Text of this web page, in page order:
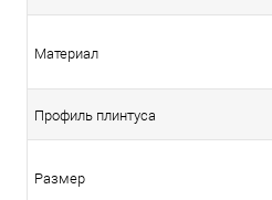
Материал
Профиль плинтуса
Размер